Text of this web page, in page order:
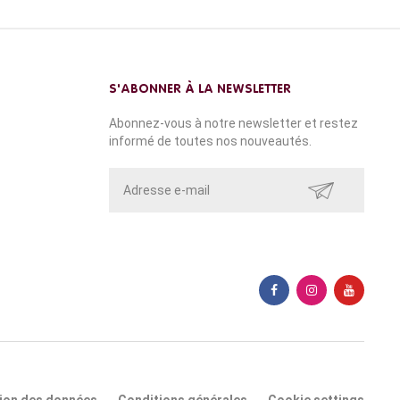
S'ABONNER À LA NEWSLETTER
Abonnez-vous à notre newsletter et restez
informé de toutes nos nouveautés.
ENVOYER